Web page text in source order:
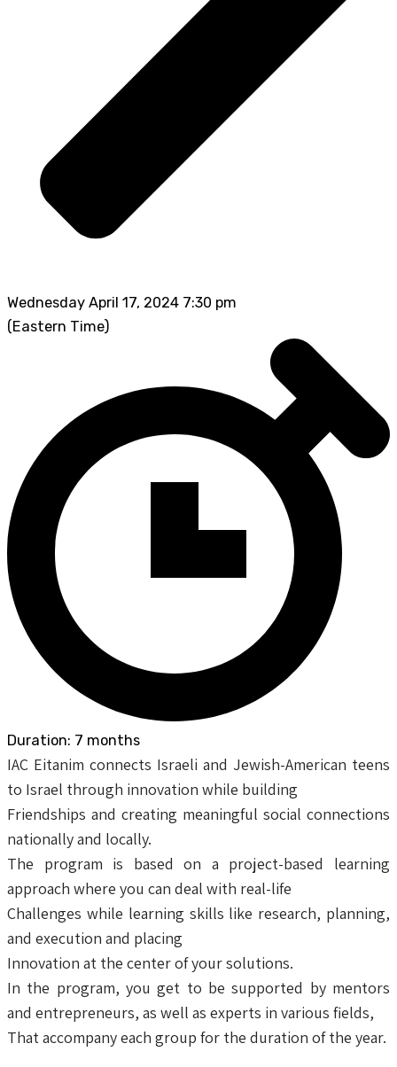
Wednesday April 17, 2024 7:30 pm
(Eastern Time)
Duration: 7 months
IAC Eitanim connects Israeli and Jewish-American teens
to Israel through innovation while building
Friendships and creating meaningful social connections
nationally and locally.
The program is based on a project-based learning
approach where you can deal with real-life
Challenges while learning skills like research, planning,
and execution and placing
Innovation at the center of your solutions.
In the program, you get to be supported by mentors
and entrepreneurs, as well as experts in various fields,
That accompany each group for the duration of the year.